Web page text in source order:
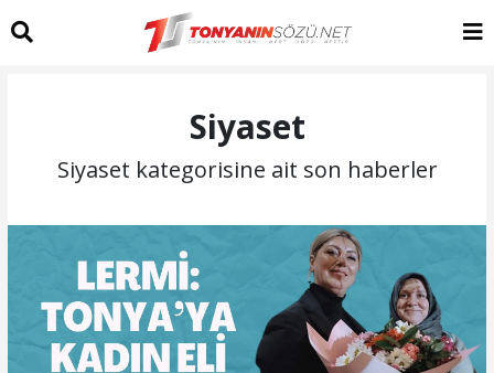
Siyaset
Siyaset kategorisine ait son haberler